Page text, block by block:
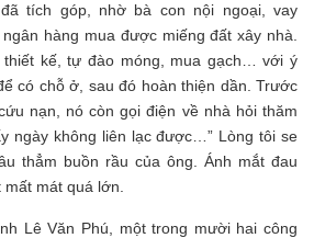
tích góp, nhờ bà con nội ngoại, vay
hàng mua được miếng đất xây nhà.
kế, tự đào móng, mua gạch… với ý
có chỗ ở, sau đó hoàn thiện dần. Trước
nạn, nó còn gọi điện về nhà hỏi thăm
ngày không liên lạc được…” Lòng tôi se
thẳm buồn rầu của ông. Ánh mắt đau
mát quá lớn.
Lê Văn Phú, một trong mười hai công